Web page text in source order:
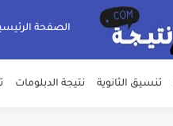
الصفحة
تنسيق الثانوية نتيجة الدبلومات